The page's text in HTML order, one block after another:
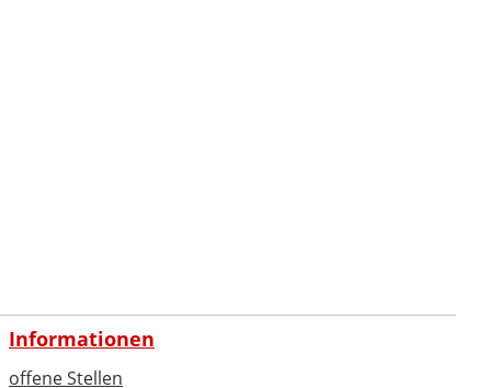
Informationen
offene Stellen